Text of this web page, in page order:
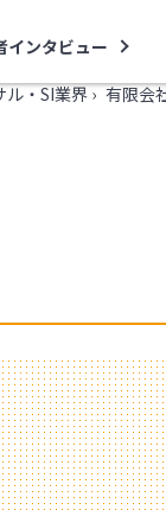
インタビュー
ル・SI業界 › 有限会